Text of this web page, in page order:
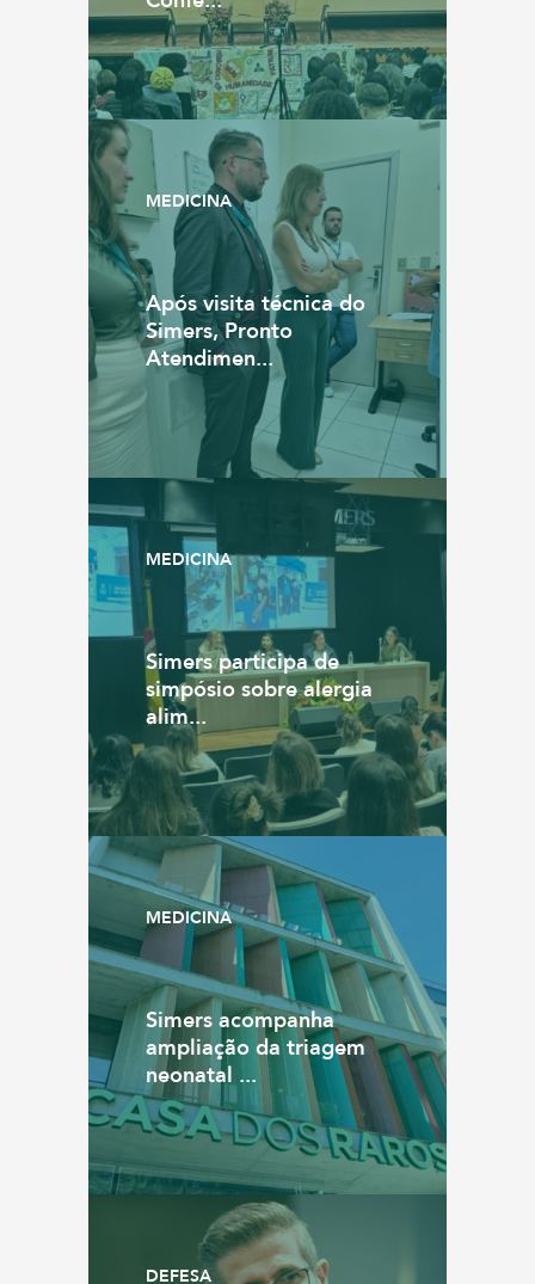
MEDICINA
Após visita técnica do
Simers, Pronto
Atendimen...
MEDICINA
Simers participa de
simpósio sobre alergia
alim...
MEDICINA
Simers acompanha
ampliação da triagem
neonatal ...
DEFESA